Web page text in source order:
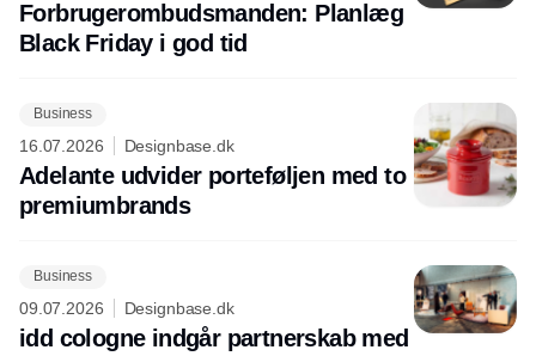
Forbrugerombudsmanden: Planlæg
Black Friday i god tid
Business
16.07.2026 Designbase.dk
Adelante udvider porteføljen med to
premiumbrands
Business
09.07.2026 Designbase.dk
idd cologne indgår partnerskab med